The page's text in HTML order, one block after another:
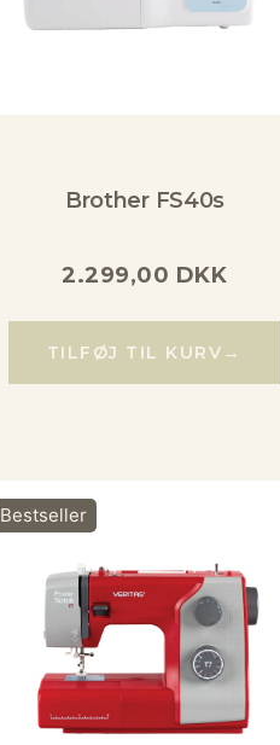
Brother FS40s
2.299,00 DKK
TILFØJ TIL KURV →
Bestseller